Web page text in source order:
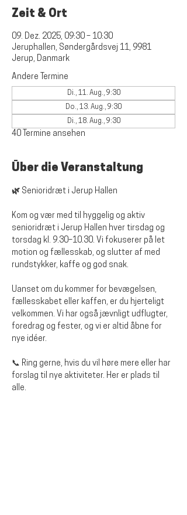
Zeit & Ort
09. Dez. 2025, 09:30 – 10:30
Jeruphallen, Søndergårdsvej 11, 9981
Jerup, Danmark
Andere Termine
Di., 11. Aug., 9:30
Do., 13. Aug., 9:30
Di., 18. Aug., 9:30
40 Termine ansehen
Über die Veranstaltung
🌿 Senioridræt i Jerup Hallen
Kom og vær med til hyggelig og aktiv
senioridræt i Jerup Hallen hver tirsdag og
torsdag kl. 9.30–10.30. Vi fokuserer på let
motion og fællesskab, og slutter af med
rundstykker, kaffe og god snak.
Uanset om du kommer for bevægelsen,
fællesskabet eller kaffen, er du hjerteligt
velkommen. Vi har også jævnligt udflugter,
foredrag og fester, og vi er altid åbne for
nye idéer.
📞 Ring gerne, hvis du vil høre mere eller har
forslag til nye aktiviteter. Her er plads til
alle.